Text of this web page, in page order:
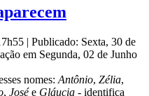
| Publicado: Sexta, 30 de
em Segunda, 02 de Junho
nomes: Antônio, Zélia,
, Josée Gláucia - identifica